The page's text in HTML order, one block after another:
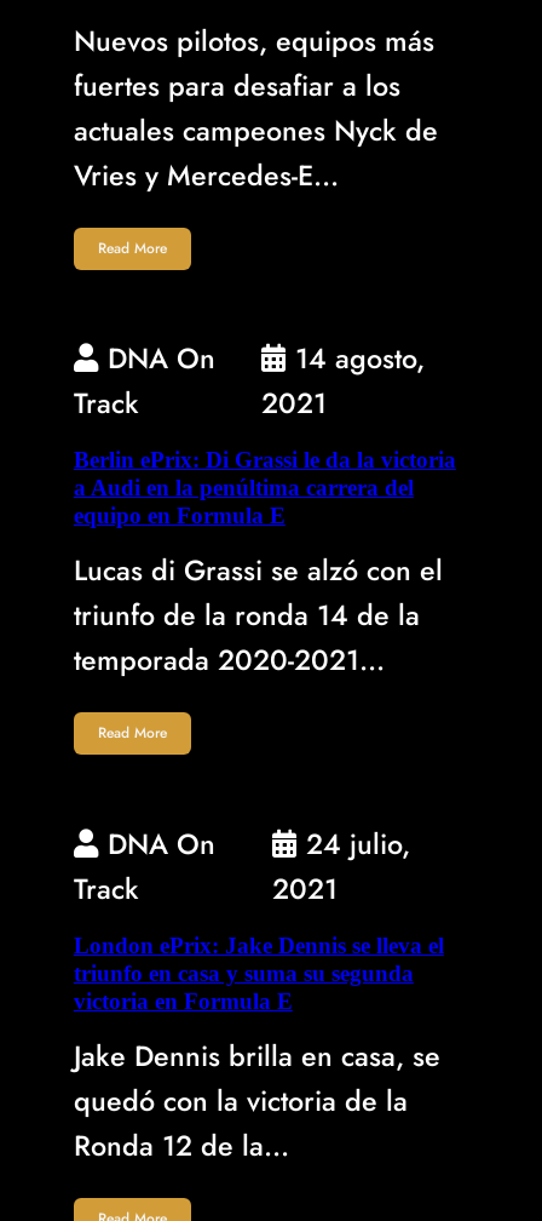
Nuevos pilotos, equipos más
fuertes para desafiar a los
actuales campeones Nyck de
Vries y Mercedes-E…
Read More
DNA On
Track
14 agosto,
2021
Berlin ePrix: Di Grassi le da la victoria
a Audi en la penúltima carrera del
equipo en Formula E
Lucas di Grassi se alzó con el
triunfo de la ronda 14 de la
temporada 2020-2021…
Read More
DNA On
Track
24 julio,
2021
London ePrix: Jake Dennis se lleva el
triunfo en casa y suma su segunda
victoria en Formula E
Jake Dennis brilla en casa, se
quedó con la victoria de la
Ronda 12 de la…